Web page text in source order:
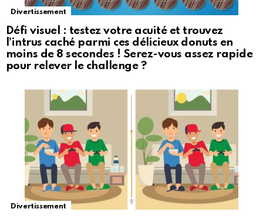
Divertissement
Défi visuel : testez votre acuité et trouvez
l’intrus caché parmi ces délicieux donuts en
moins de 8 secondes ! Serez-vous assez rapide
pour relever le challenge ?
Divertissement